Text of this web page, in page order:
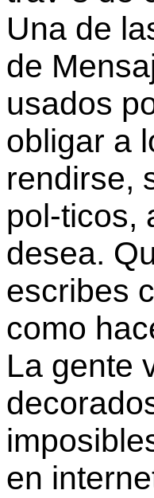
Una de
de
usados
obligar a
rendirse,
pol-ticos,
desea.
escribes
como
La gente
en